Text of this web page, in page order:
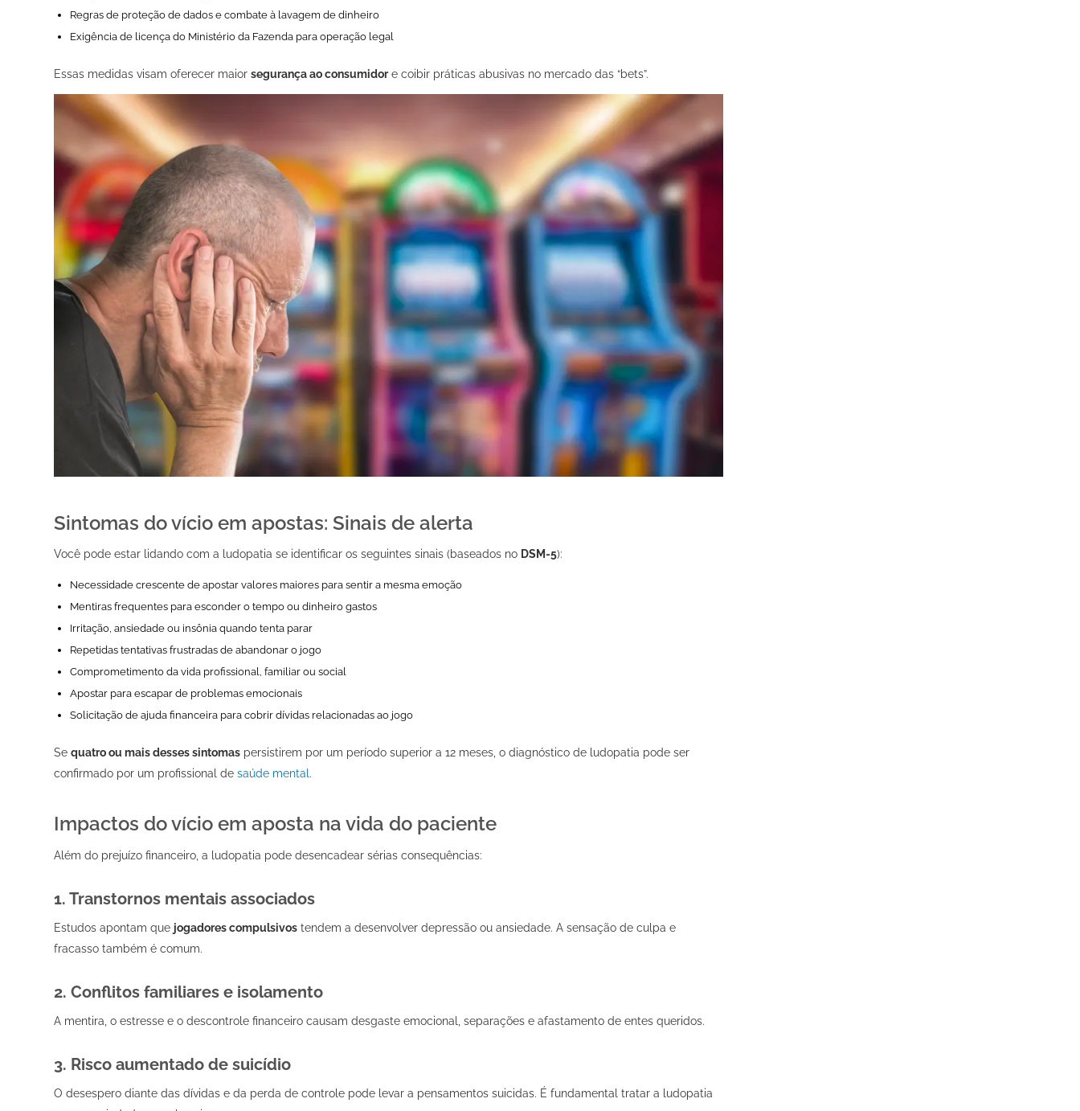
Regras de proteção de dados e combate à lavagem de dinheiro
Exigência de licença do Ministério da Fazenda para operação legal
Essas medidas visam oferecer maior segurança ao consumidore coibir práticas abusivas no mercado das “bets”.
Sintomas do vício em apostas: Sinais de alerta
Você pode estar lidando com a ludopatia se identificar os seguintes sinais (baseados no DSM-5):
Necessidade crescente de apostar valores maiores para sentir a mesma emoção
Mentiras frequentes para esconder o tempo ou dinheiro gastos
Irritação, ansiedade ou insônia quando tenta parar
Repetidas tentativas frustradas de abandonar o jogo
Comprometimento da vida profissional, familiar ou social
Apostar para escapar de problemas emocionais
Solicitação de ajuda financeira para cobrir dívidas relacionadas ao jogo
Se quatro ou mais desses sintomas persistirem por um período superior a 12 meses, o diagnóstico de ludopatia pode ser
confirmado por um profissional de saúde mental.
Impactos do vício em aposta na vida do paciente
Além do prejuízo financeiro, a ludopatia pode desencadear sérias consequências:
1. Transtornos mentais associados
Estudos apontam que jogadores compulsivos tendem a desenvolver depressão ou ansiedade. A sensação de culpa e
fracasso também é comum.
2. Conflitos familiares e isolamento
A mentira, o estresse e o descontrole financeiro causam desgaste emocional, separações e afastamento de entes queridos.
3. Risco aumentado de suicídio
O desespero diante das dívidas e da perda de controle pode levar a pensamentos suicidas. É fundamental tratar a ludopatia